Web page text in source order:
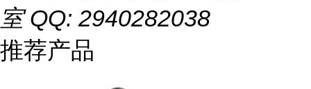
室 QQ: 2940282038
推荐产品